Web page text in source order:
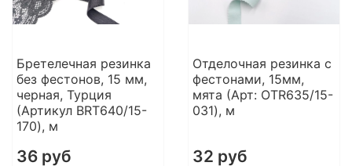
Бретелечная резинка
без фестонов, 15 мм,
черная, Турция
(Артикул BRT640/15-
170), м
36 руб
Отделочная резинка с
фестонами, 15мм,
мята (Арт: OTR635/15-
031), м
32 руб